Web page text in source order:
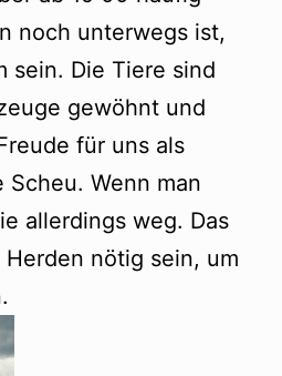
noch unterwegs ist,
sein. Die Tiere sind
gewöhnt und
für uns als
Scheu. Wenn man
allerdings weg. Das
nötig sein, um